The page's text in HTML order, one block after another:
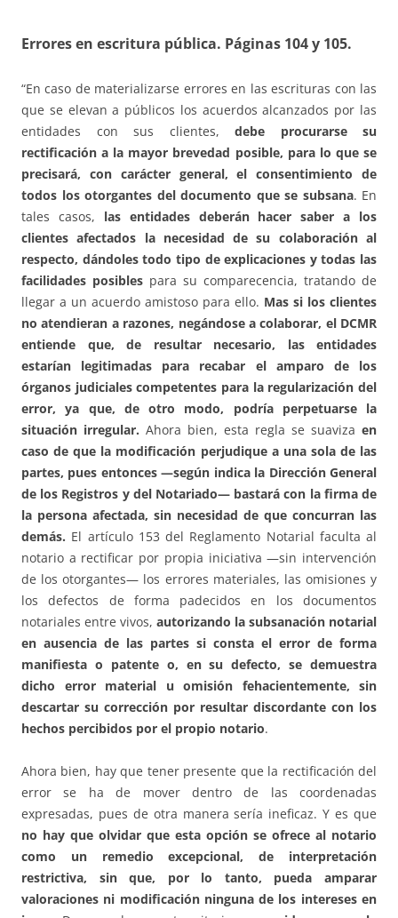
Errores en escritura pública. Páginas 104 y 105.
“En caso de materializarse errores en las escrituras con las
que se elevan a públicos los acuerdos alcanzados por las
entidades con sus clientes, debe procurarse su
rectificación a la mayor brevedad posible, para lo que se
precisará, con carácter general, el consentimiento de
todos los otorgantes del documento que se subsana. En
tales casos, las entidades deberán hacer saber a los
clientes afectados la necesidad de su colaboración al
respecto, dándoles todo tipo de explicaciones y todas las
facilidades posibles para su comparecencia, tratando de
llegar a un acuerdo amistoso para ello. Mas si los clientes
no atendieran a razones, negándose a colaborar, el DCMR
entiende que, de resultar necesario, las entidades
estarían legitimadas para recabar el amparo de los
órganos judiciales competentes para la regularización del
error, ya que, de otro modo, podría perpetuarse la
situación irregular. Ahora bien, esta regla se suaviza en
caso de que la modificación perjudique a una sola de las
partes, pues entonces —según indica la Dirección General
de los Registros y del Notariado— bastará con la firma de
la persona afectada, sin necesidad de que concurran las
demás. El artículo 153 del Reglamento Notarial faculta al
notario a rectificar por propia iniciativa —sin intervención
de los otorgantes— los errores materiales, las omisiones y
los defectos de forma padecidos en los documentos
notariales entre vivos, autorizando la subsanación notarial
en ausencia de las partes si consta el error de forma
manifiesta o patente o, en su defecto, se demuestra
dicho error material u omisión fehacientemente, sin
descartar su corrección por resultar discordante con los
hechos percibidos por el propio notario.
Ahora bien, hay que tener presente que la rectificación del
error se ha de mover dentro de las coordenadas
expresadas, pues de otra manera sería ineficaz. Y es que
no hay que olvidar que esta opción se ofrece al notario
como un remedio excepcional, de interpretación
restrictiva, sin que, por lo tanto, pueda amparar
valoraciones ni modificación ninguna de los intereses en